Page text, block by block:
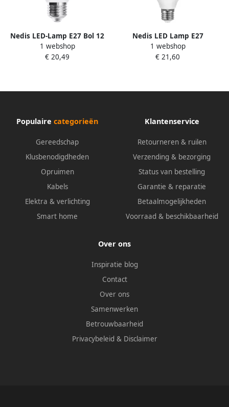
Nedis LED-Lamp E27 Bol 12
W 1280 lm 3000 K ARP-
122430
1 webshop
€ 20,49
Nedis LED Lamp E27
Harmony 80 20 W (120 W )
2100 lm 3000 K HR80G120-
1 webshop
€ 21,60
Populaire categorieën
Gereedschap
Klusbenodigdheden
Opruimen
Kabels
Elektra & verlichting
Smart home
Klantenservice
Retourneren & ruilen
Verzending & bezorging
Status van bestelling
Garantie & reparatie
Betaalmogelijkheden
Voorraad & beschikbaarheid
Over ons
Inspiratie blog
Contact
Over ons
Samenwerken
Betrouwbaarheid
Privacybeleid & Disclaimer